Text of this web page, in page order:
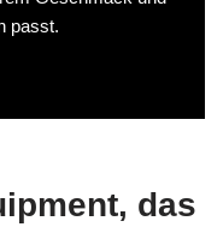
passt.
das